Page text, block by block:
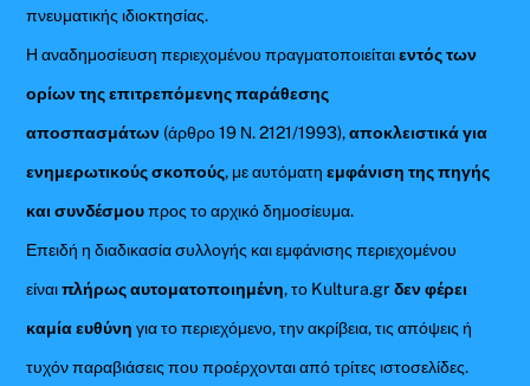
πνευματικής ιδιοκτησίας.
Η αναδημοσίευση περιεχομένου πραγματοποιείταιεντός των
ορίων της επιτρεπόμενης παράθεσης
αποσπασμάτων (άρθρο 19 Ν. 2121/1993),αποκλειστικά για
ενημερωτικούς σκοπούς, με αυτόματηεμφάνιση της πηγής
και συνδέσμουπρος το αρχικό δημοσίευμα.
Επειδή η διαδικασία συλλογής και εμφάνισης περιεχομένου
είναιπλήρως αυτοματοποιημένη, το Kultura.grδεν φέρει
καμία ευθύνη για το περιεχόμενο, την ακρίβεια, τις απόψεις ή
τυχόν παραβιάσεις που προέρχονται από τρίτες ιστοσελίδες.